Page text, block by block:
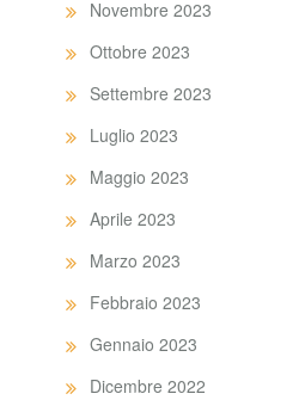
Novembre 2023
Ottobre 2023
Settembre 2023
Luglio 2023
Maggio 2023
Aprile 2023
Marzo 2023
Febbraio 2023
Gennaio 2023
Dicembre 2022